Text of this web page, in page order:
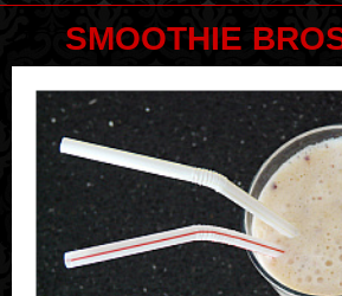
SMOOTHIE